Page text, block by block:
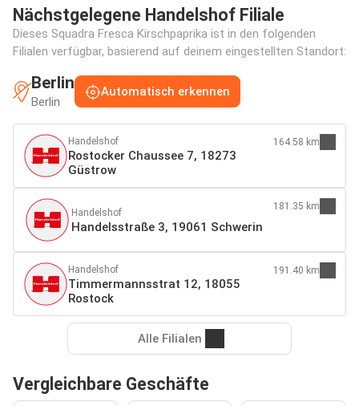
Nächstgelegene Handelshof Filiale
Dieses Squadra Fresca Kirschpaprika ist in den folgenden
Filialen verfügbar, basierend auf deinem eingestellten Standort:
Berlin
Berlin
Automatisch erkennen
Handelshof
Rostocker Chaussee 7, 18273
Güstrow
164.58 km
Handelshof
Handelsstraße 3, 19061 Schwerin
181.35 km
Handelshof
Timmermannsstrat 12, 18055
Rostock
191.40 km
Alle Filialen
Vergleichbare Geschäfte